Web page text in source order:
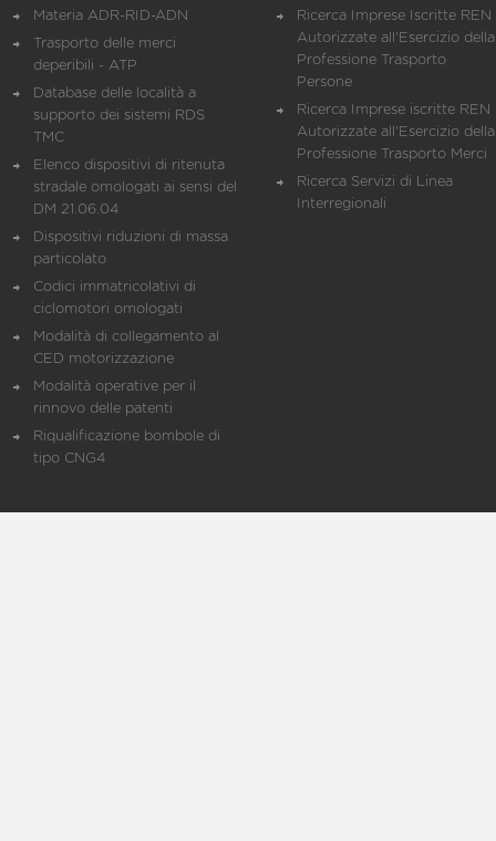
Materia ADR-RID-ADN
Trasporto delle merci
deperibili - ATP
Database delle località a
supporto dei sistemi RDS
TMC
Elenco dispositivi di ritenuta
stradale omologati ai sensi del
DM 21.06.04
Dispositivi riduzioni di massa
particolato
Codici immatricolativi di
ciclomotori omologati
Modalità di collegamento al
CED motorizzazione
Modalità operative per il
rinnovo delle patenti
Riqualificazione bombole di
tipo CNG4
Ricerca Imprese Iscritte REN
Autorizzate all'Esercizio della
Professione Trasporto
Persone
Ricerca Imprese iscritte REN
Autorizzate all'Esercizio della
Professione Trasporto Merci
Ricerca Servizi di Linea
Interregionali